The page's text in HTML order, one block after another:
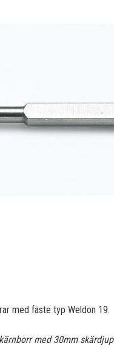
med fäste typ Weldon 19.
med 30mm skärdjup